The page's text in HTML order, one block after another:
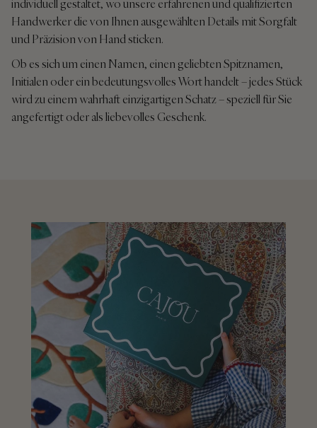
individuell gestaltet, wo unsere erfahrenen und qualifizierten
Handwerker die von Ihnen ausgewählten Details mit Sorgfalt
und Präzision von Hand sticken.
Ob es sich um einen Namen, einen geliebten Spitznamen,
Initialen oder ein bedeutungsvolles Wort handelt – jedes Stück
wird zu einem wahrhaft einzigartigen Schatz – speziell für Sie
angefertigt oder als liebevolles Geschenk.